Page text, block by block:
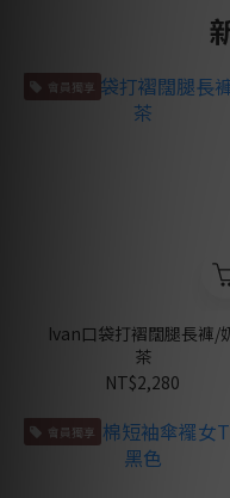
會員獨享
Ivan口袋打褶闊腿長褲/
茶
NT$2,280
會員獨享